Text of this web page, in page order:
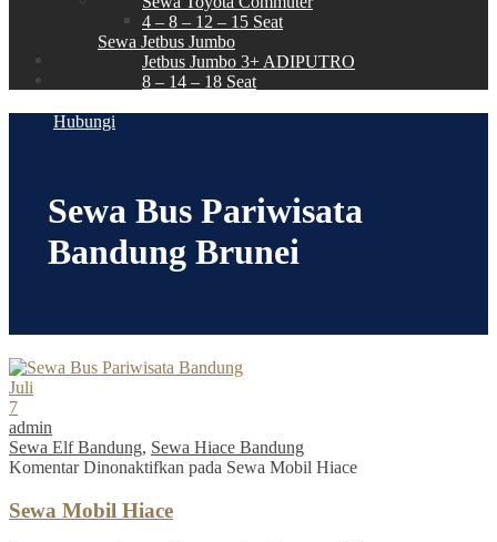
4 – 8 – 12 – 15 Seat
Sewa Jetbus Jumbo
Jetbus Jumbo 3+ ADIPUTRO
8 – 14 – 18 Seat
Hubungi
Sewa Bus Pariwisata
Bandung Brunei
Juli
7
admin
Sewa Elf Bandung, Sewa Hiace Bandung
Komentar Dinonaktifkan pada Sewa Mobil Hiace
Sewa Mobil Hiace